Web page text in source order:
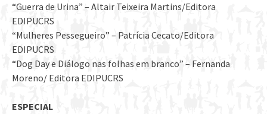
“Guerra de Urina” – Altair Teixeira Martins/Editora
EDIPUCRS
“Mulheres Pessegueiro” – Patrícia Cecato/Editora
EDIPUCRS
“Dog Day e Diálogo nas folhas em branco” – Fernanda
Moreno/ Editora EDIPUCRS
ESPECIAL